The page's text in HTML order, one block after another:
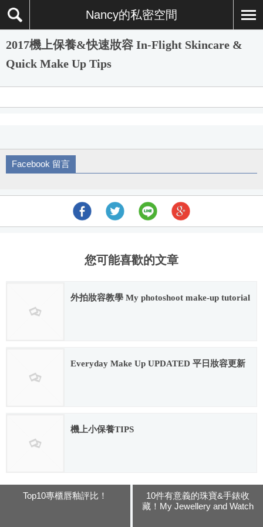
Nancy的私密空間
2017機上保養&快速妝容 In-Flight Skincare &
Quick Make Up Tips
Facebook 留言
您可能喜歡的文章
外拍妝容教學 My photoshoot make-up tutorial
Everyday Make Up UPDATED 平日妝容更新
機上小保養TIPS
Top10專櫃唇釉評比！
10件有意義的珠寶&手錶收
藏！My Jewellery and Watch